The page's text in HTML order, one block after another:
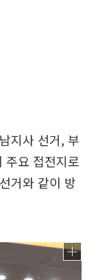
지사 선거, 부
주요 접전지로
거와 같이 방